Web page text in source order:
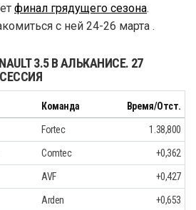
финал грядущего сезона.
с ней 24-26 марта .
3.5 В АЛЬКАНИСЕ. 27
Команда Время/Отст.
Fortec 1.38,800
Comtec +0,362
AVF +0,427
Arden +0,653